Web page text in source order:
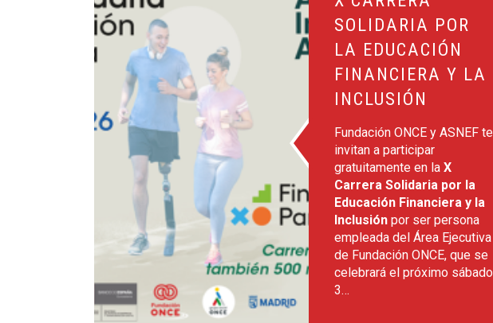
SOLIDARIA POR
LA EDUCACIÓN
FINANCIERA Y LA
INCLUSIÓN
Fundación ONCE y ASNEF te
invitan a participar
gratuitamente en la X
Carrera Solidaria por la
Educación Financiera y la
Inclusión por ser persona
empleada del Área Ejecutiva
de Fundación ONCE, que se
celebrará el próximo sábado
3…